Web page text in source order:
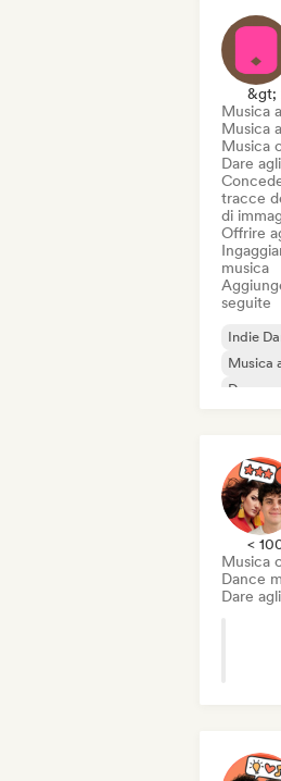
&gt;
Musica
Musica
Musica
Dare
tracce
di
Offrire
musica
seguite
Indie
Musica
Dance
<
Musica
Dance
Dare